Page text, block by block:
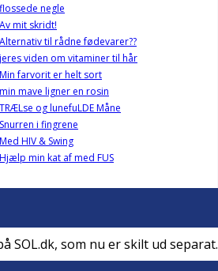
flossede negle
Av mit skridt!
Alternativ til rådne fødevarer??
jeres viden om vitaminer til hår
Min farvorit er helt sort
min mave ligner en rosin
TRÆLse og lunefuLDE Måne
Snurren i fingrene
Med HIV & Swing
Hjælp min kat af med FUS
SOL.dk, som nu er skilt ud separat.